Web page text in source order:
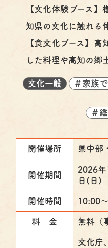
【文化体験ブース
知県の文化に触れる
【食文化ブース】
した料理や高知の郷
文化一般 ＃家族
＃
開催場所 県中部
開催期間
2026
日(日)
開催時間 10:00
料 金 無料（
文化庁